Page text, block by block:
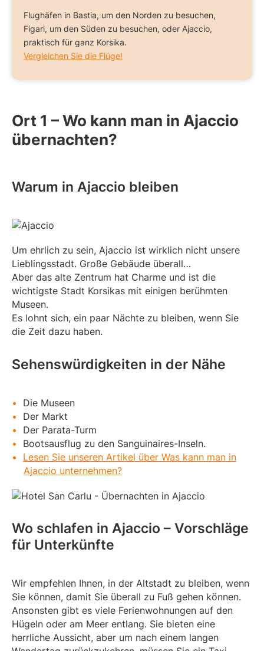
Flughäfen in Bastia, um den Norden zu besuchen,
Figari, um den Süden zu besuchen, oder Ajaccio,
praktisch für ganz Korsika.
Vergleichen Sie die Flüge!
Ort 1 – Wo kann man in Ajaccio
übernachten?
Warum in Ajaccio bleiben
Um ehrlich zu sein, Ajaccio ist wirklich nicht unsere
Lieblingsstadt. Große Gebäude überall…
Aber das alte Zentrum hat Charme und ist die
wichtigste Stadt Korsikas mit einigen berühmten
Museen.
Es lohnt sich, ein paar Nächte zu bleiben, wenn Sie
die Zeit dazu haben.
Sehenswürdigkeiten in der Nähe
Die Museen
Der Markt
Der Parata-Turm
Bootsausflug zu den Sanguinaires-Inseln.
Lesen Sie unseren Artikel über Was kann man in
Ajaccio unternehmen?
Wo schlafen in Ajaccio – Vorschläge
für Unterkünfte
Wir empfehlen Ihnen, in der Altstadt zu bleiben, wenn
Sie können, damit Sie überall zu Fuß gehen können.
Ansonsten gibt es viele Ferienwohnungen auf den
Hügeln oder am Meer entlang. Sie bieten eine
herrliche Aussicht, aber um nach einem langen